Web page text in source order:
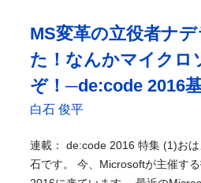
MS変革の立役者ナ
た！なんかマイクロ
ぞ！─de:code 2016
白石 俊平
連載： de:code 2016 特集 (1)お
石です。 今、Microsoftが主催す